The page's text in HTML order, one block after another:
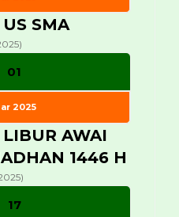
SMA
01
2025
AWAI
1446 H
17